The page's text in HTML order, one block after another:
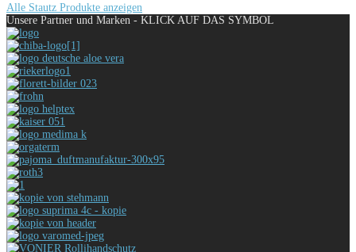
Alle Stautz Produkte anzeigen
Unsere Partner und Marken - KLICK AUF DAS SYMBOL